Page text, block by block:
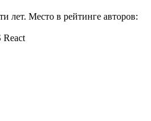
лет. Место в рейтинге авторов:
React